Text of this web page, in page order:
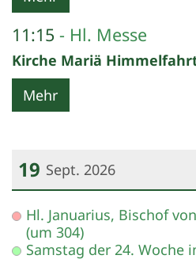
11:15 Hl. Messe
Kirche Mariä
Mehr
19 Sept. 2026
Datum: 19. September 2026
Hl. Januarius, Bischof
(um 304)
Samstag der 24. Woche